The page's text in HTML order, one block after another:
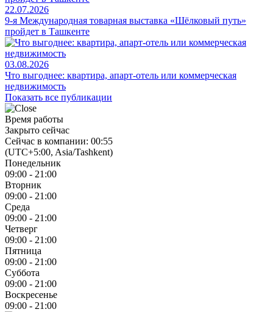
22.07.2026
9-я Международная товарная выставка «Шёлковый путь»
пройдет в Ташкенте
03.08.2026
Что выгоднее: квартира, апарт-отель или коммерческая
недвижимость
Показать все публикации
Время работы
Закрыто сейчас
Сейчас в компании: 00:55
(UTC+5:00, Asia/Tashkent)
Понедельник
09:00 - 21:00
Вторник
09:00 - 21:00
Среда
09:00 - 21:00
Четверг
09:00 - 21:00
Пятница
09:00 - 21:00
Суббота
09:00 - 21:00
Воскресенье
09:00 - 21:00